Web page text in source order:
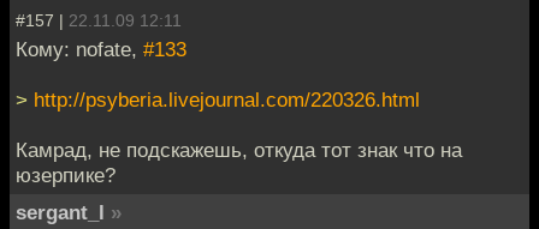
#157 | 22.11.09 12:11
Кому: nofate, #133
> http://psyberia.livejournal.com/220326.html
Камрад, не подскажешь, откуда тот знак что на
юзерпике?
sergant_l »